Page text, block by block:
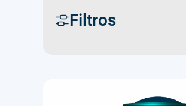
Filtros